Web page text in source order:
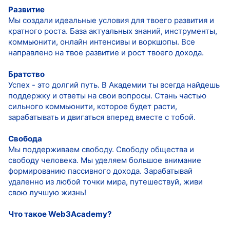
Развитие
Мы создали идеальные условия для твоего развития и
кратного роста. База актуальных знаний, инструменты,
коммьюнити, онлайн интенсивы и воркшопы. Все
направлено на твое развитие и рост твоего дохода.
Братство
Успех - это долгий путь. В Академии ты всегда найдешь
поддержку и ответы на свои вопросы. Стань частью
сильного коммьюнити, которое будет расти,
зарабатывать и двигаться вперед вместе с тобой.
Свобода
Мы поддерживаем свободу. Свободу общества и
свободу человека. Мы уделяем большое внимание
формированию пассивного дохода. Зарабатывай
удаленно из любой точки мира, путешествуй, живи
свою лучшую жизнь!
Что такое Web3Academy?